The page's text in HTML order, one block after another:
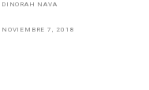
DINORAH NAVA
NOVIEMBRE 7, 2018